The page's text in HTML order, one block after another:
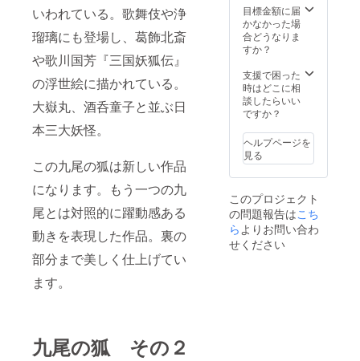
いわれている。歌舞伎や浄
瑠璃にも登場し、葛飾北斎
や歌川国芳『三国妖狐伝』
の浮世絵に描かれている。
大嶽丸、酒呑童子と並ぶ日
本三大妖怪。
この九尾の狐は新しい作品
になります。もう一つの九
尾とは対照的に躍動感ある
動きを表現した作品。裏の
部分まで美しく仕上げてい
ます。
九尾の狐 その２
チェー
ン：全
長14cm
根付
紫
巾着付
８）唐
笠お化
け ９）
提灯お
０）鉢
巻を締
めて踊
る猫又
頬かむ
りをし
て踊る
猫又 付
バック
チャー
ム用コ
ネク
ター
目標金額に届
かなかった場
合どうなりま
すか？
支援で困った
時はどこに相
談したらいい
ですか？
ヘルプページを
見る
このプロジェクト
の問題報告はこち
らよりお問い合わ
せください